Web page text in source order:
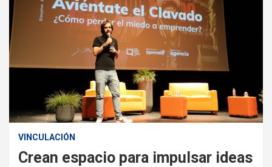
VINCULACIÓN
Crean espacio para impulsar ideas